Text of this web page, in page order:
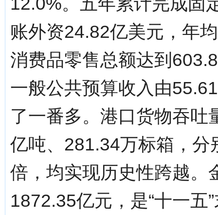
账外资24.82亿美元，年
消费品零售总额达到
一般公共预算收入由
了一番多。港口货物吞吐
亿吨、281.34万标箱，分
倍，均实现历史性跨越。
1872.35亿元，是“十一五